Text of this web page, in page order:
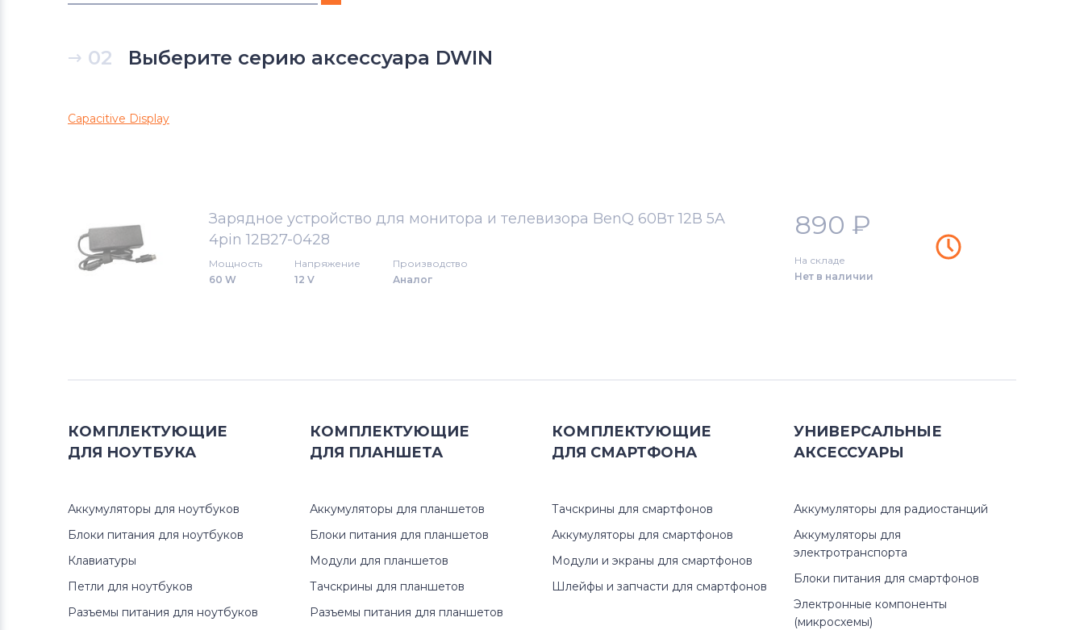
DWIN
Блоки питания для мониторов
Блоки питания для мониторов
Link
LTV
Блоки питания для мониторов
02 Выберите серию аксессуара DWIN
Capacitive Display
Зарядное устройство для монитора и телевизора BenQ 60Вт 12В 5A
4pin 12B27-0428
Мощность
60 W
Напряжение
12 V
Производство
Аналог
890 ₽
На складе
Нет в наличии
КОМПЛЕКТУЮЩИЕ
ДЛЯ НОУТБУКА
Аккумуляторы для ноутбуков
Блоки питания для ноутбуков
Клавиатуры
Петли для ноутбуков
Разъемы питания для ноутбуков
КОМПЛЕКТУЮЩИЕ
ДЛЯ ПЛАНШЕТА
Аккумуляторы для планшетов
Блоки питания для планшетов
Модули для планшетов
Тачскрины для планшетов
Разъемы питания для планшетов
КОМПЛЕКТУЮЩИЕ
ДЛЯ СМАРТФОНА
Тачскрины для смартфонов
Аккумуляторы для смартфонов
Модули и экраны для смартфонов
Шлейфы и запчасти для смартфонов
УНИВЕРСАЛЬНЫЕ
АКСЕССУАРЫ
Аккумуляторы для радиостанций
Аккумуляторы для
электротранспорта
Блоки питания для смартфонов
Электронные компоненты
(микросхемы)